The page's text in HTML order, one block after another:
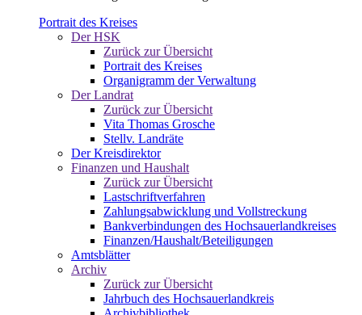
Portrait des Kreises
Der HSK
Zurück zur Übersicht
Portrait des Kreises
Organigramm der Verwaltung
Der Landrat
Zurück zur Übersicht
Vita Thomas Grosche
Stellv. Landräte
Der Kreisdirektor
Finanzen und Haushalt
Zurück zur Übersicht
Lastschriftverfahren
Zahlungsabwicklung und Vollstreckung
Bankverbindungen des Hochsauerlandkreises
Finanzen/Haushalt/Beteiligungen
Amtsblätter
Archiv
Zurück zur Übersicht
Jahrbuch des Hochsauerlandkreis